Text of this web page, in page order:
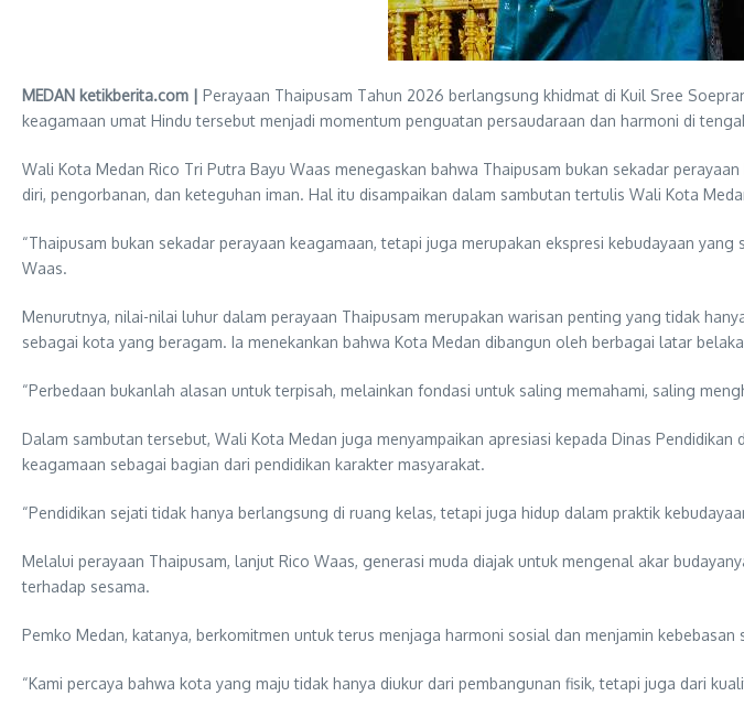
MEDAN ketikberita.com | Perayaan Thaipusam Tahun 2026 berlangsung khidmat di Kuil Sree
keagamaan umat Hindu tersebut menjadi momentum penguatan persaudaraan dan harmoni di
Wali Kota Medan Rico Tri Putra Bayu Waas menegaskan bahwa Thaipusam bukan sekadar
diri, pengorbanan, dan keteguhan iman. Hal itu disampaikan dalam sambutan tertulis Wali Kota
“Thaipusam bukan sekadar perayaan keagamaan, tetapi juga merupakan ekspresi kebudayaan
Waas.
Menurutnya, nilai-nilai luhur dalam perayaan Thaipusam merupakan warisan penting yang tidak
sebagai kota yang beragam. Ia menekankan bahwa Kota Medan dibangun oleh berbagai latar
“Perbedaan bukanlah alasan untuk terpisah, melainkan fondasi untuk saling memahami, saling
Dalam sambutan tersebut, Wali Kota Medan juga menyampaikan apresiasi kepada Dinas
keagamaan sebagai bagian dari pendidikan karakter masyarakat.
“Pendidikan sejati tidak hanya berlangsung di ruang kelas, tetapi juga hidup dalam praktik
Melalui perayaan Thaipusam, lanjut Rico Waas, generasi muda diajak untuk mengenal akar
terhadap sesama.
Pemko Medan, katanya, berkomitmen untuk terus menjaga harmoni sosial dan menjamin
“Kami percaya bahwa kota yang maju tidak hanya diukur dari pembangunan fisik, tetapi juga dari